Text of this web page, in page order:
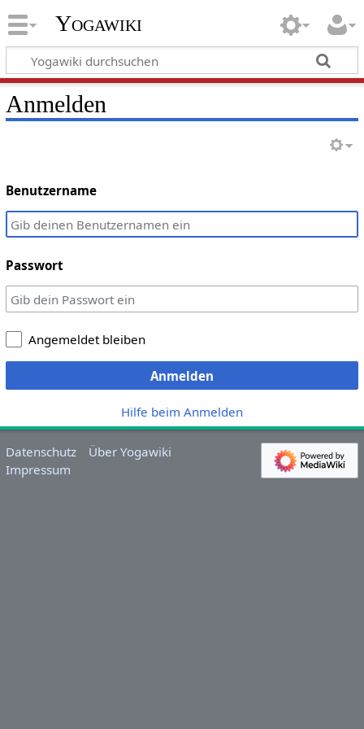
Yogawiki
Anmelden
Benutzername
Passwort
Angemeldet bleiben
Anmelden
Hilfe beim Anmelden
Datenschutz
Über Yogawiki
Impressum